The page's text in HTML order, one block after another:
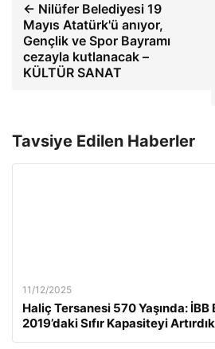
← Nilüfer Belediyesi 19
Mayıs Atatürk'ü anıyor,
Gençlik ve Spor Bayramı
cezayla kutlanacak –
KÜLTÜR SANAT
Tavsiye Edilen Haberler
11/12/2025
Haliç Tersanesi 570 Yaşında:
2019’daki Sıfır Kapasiteyi